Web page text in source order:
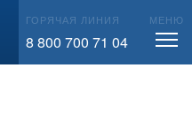
ГОРЯЧАЯ ЛИНИЯ
8 800 700 71 04
МЕНЮ